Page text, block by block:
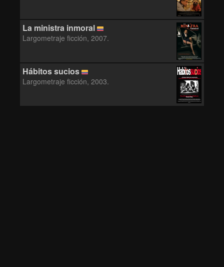
La ministra inmoral
Largometraje ficción, 2007.
Hábitos sucios
Largometraje ficción, 2003.